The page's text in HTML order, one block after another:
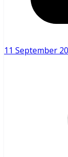
11 September